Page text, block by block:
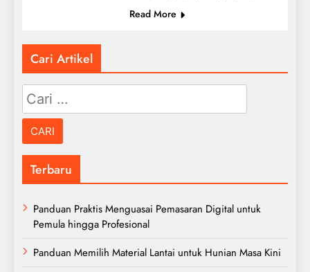
Read More
Cari Artikel
Cari
untuk:
Terbaru
Panduan Praktis Menguasai Pemasaran Digital untuk
Pemula hingga Profesional
Panduan Memilih Material Lantai untuk Hunian Masa Kini